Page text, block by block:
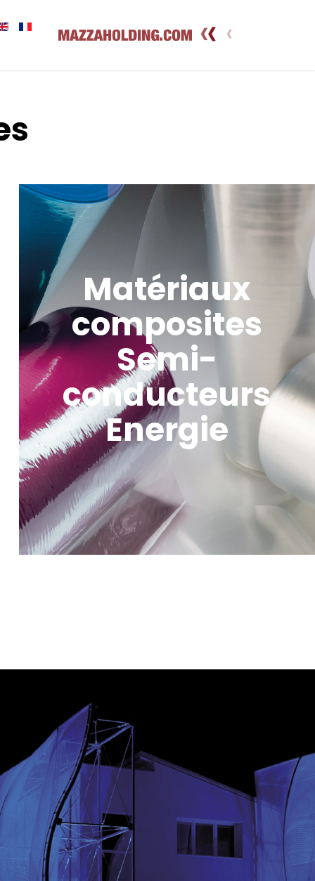
Matériaux
composites
Semi-
conducteurs
Energie